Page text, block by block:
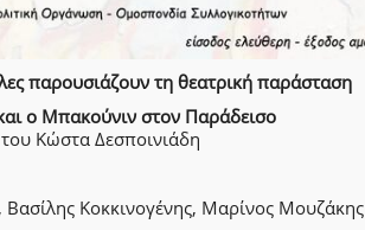
παρουσιάζουν τη θεατρική παράσταση
ο Μπακούνιν στον Παράδεισο
του Κώστα Δεσποινιάδη
Κοκκινογένης, Μαρίνος Μουζάκης